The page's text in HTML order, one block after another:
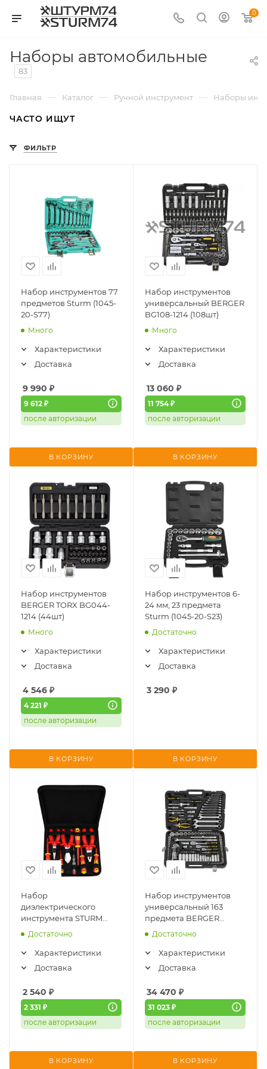
0
Наборы автомобильные
83
Главная — Каталог — Ручной инструмент — Наборы
ЧАСТО ИЩУТ
ФИЛЬТР
Набор инструментов 77
предметов Sturm (1045-
20-S77)
Много
Характеристики
Доставка
9 990 ₽
9 612 ₽
после авторизации
В КОРЗИНУ
Набор инструментов
универсальный BERGER
BG108-1214 (108шт)
Много
Характеристики
Доставка
13 060 ₽
11 754 ₽
после авторизации
В КОРЗИНУ
Набор инструментов
BERGER TORX BG044-
1214 (44шт)
Много
Характеристики
Доставка
4 546 ₽
4 221 ₽
после авторизации
В КОРЗИНУ
Набор инструментов 6-
24 мм, 23 предмета
Sturm (1045-20-S23)
Достаточно
Характеристики
Доставка
3 290 ₽
В КОРЗИНУ
Набор
диэлектрического
инструмента STURM
1310-02-T9 (9 шт)
Достаточно
Характеристики
Доставка
2 540 ₽
2 331 ₽
после авторизации
В КОРЗИНУ
Набор инструментов
универсальный 163
предмета BERGER
«ГАННОВЕР» BG163-
121438
Достаточно
Характеристики
Доставка
34 470 ₽
31 023 ₽
после авторизации
В КОРЗИНУ